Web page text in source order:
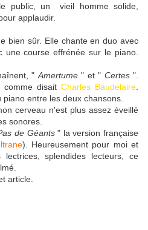
public, un vieil homme solide,
applaudir.
bien sûr. Elle chante en duo avec
une course effrénée sur le piano.
" Amertume" et " Certes".
comme disait Charles Baudelaire
entre les deux chansons.
cerveau n'est plus assez éveillé
sonores.
de Géants" la version française
). Heureusement pour moi et
lectrices, splendides lecteurs, ce
article.